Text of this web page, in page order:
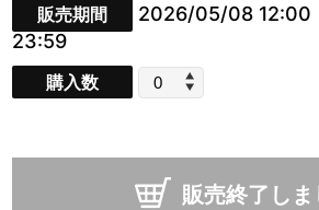
販売期間 2026/05/08 12:00
23:59
購入数
販売終了しま